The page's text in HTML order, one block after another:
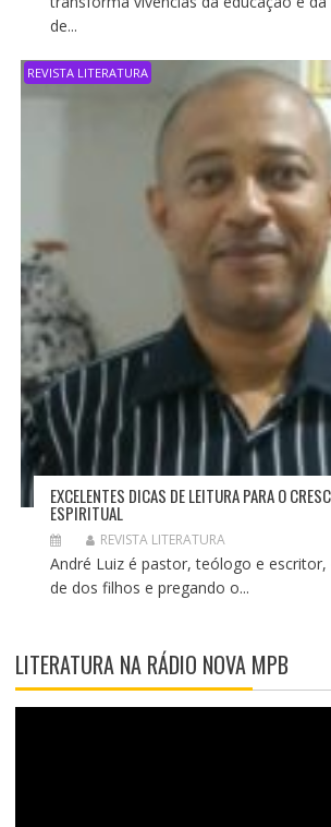
de...
REVISTA LITERATURA
EXCELENTES DICAS DE LEITURA PARA O
ESPIRITUAL
REVISTA LITERATURA
André Luiz é pastor, teólogo e escritor,
de dos filhos e pregando o...
LITERATURA NA RÁDIO NOVA MPB